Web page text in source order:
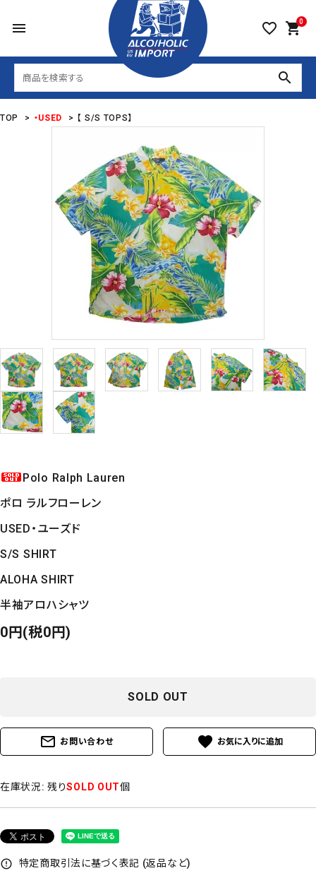
menu favorite_border 0
shopping_cart
search
TOP > ・USED > 【 S/S TOPS】
Polo Ralph Lauren
ポロ ラルフローレン
USED・ユーズド
S/S SHIRT
ALOHA SHIRT
半袖アロハシャツ
0円(税0円)
SOLD OUT
mail_outline お問い合わせ favorite
在庫状況: 残りSOLD OUT個
error_outline 特定商取引法に基づく表記 (返品など)